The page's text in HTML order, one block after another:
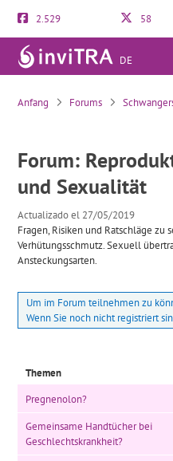
2.529 58
DE
Reproduktive Gesundheit
Anfang Forums
Forum:
und Sexualität
Actualizado el 27/05/2019
Fragen, Risiken und Ratschläge
Verhütungsschmutz. Sexuell
Ansteckungsarten.
Um im Forum teilnehmen zu
Wenn Sie noch nicht registriert
Themen
Pregnenolon?
Gemeinsame Handtücher bei
Geschlechtskrankheit?